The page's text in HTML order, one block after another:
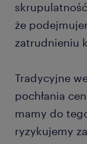
że
zatrudnieniu
Tradycyjne
pochłania
mamy do
ryzykujemy